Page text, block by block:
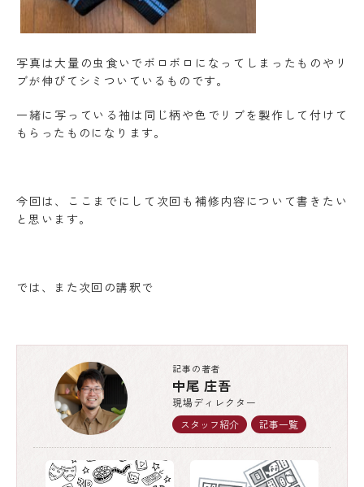
写真は大量の虫食いでボロボロになってしまったものやリ
ブが伸びてシミついているものです。
一緒に写っている袖は同じ柄や色でリブを製作して付けて
もらったものになります。
今回は、ここまでにして次回も補修内容について書きたい
と思います。
では、また次回の講釈で
記事の著者
中尾 庄吾
現場ディレクター
スタッフ紹介
記事一覧